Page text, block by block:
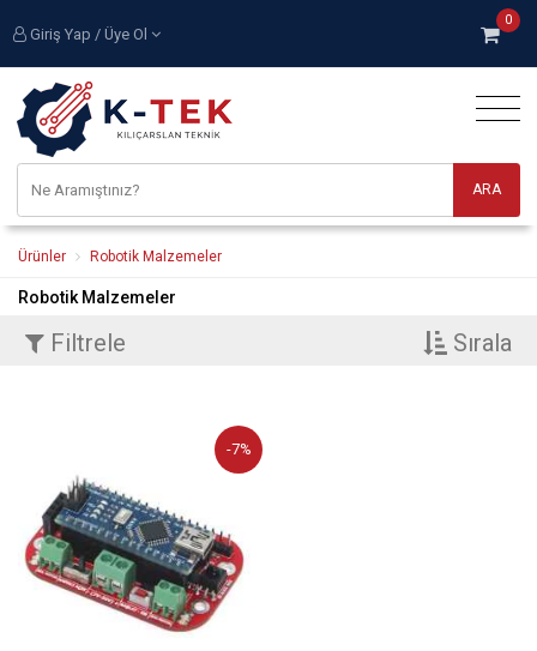
Giriş Yap / Üye Ol
0
Ürünler Robotik Malzemeler
Robotik Malzemeler
Sırala
Filtrele
-7%